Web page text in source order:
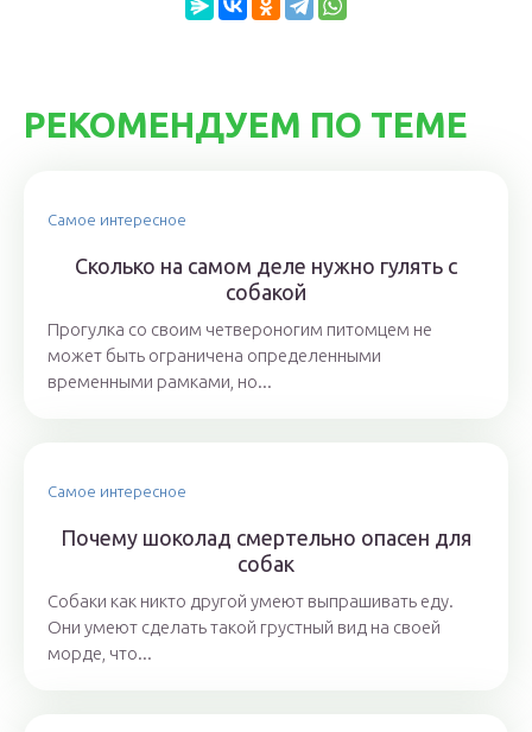
РЕКОМЕНДУЕМ ПО ТЕМЕ
Самое интересное
Сколько на самом деле нужно гулять с
собакой
Прогулка со своим четвероногим питомцем не
может быть ограничена определенными
временными рамками, но...
Самое интересное
Почему шоколад смертельно опасен для
собак
Собаки как никто другой умеют выпрашивать еду.
Они умеют сделать такой грустный вид на своей
морде, что...